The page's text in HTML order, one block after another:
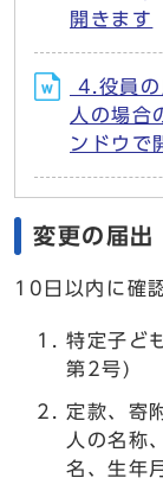
開きます
4.役員
人の場
ンドウで
変更の届出
10日以内に確
特定子ど
第2号)
定款、寄
人の名称
名、生年